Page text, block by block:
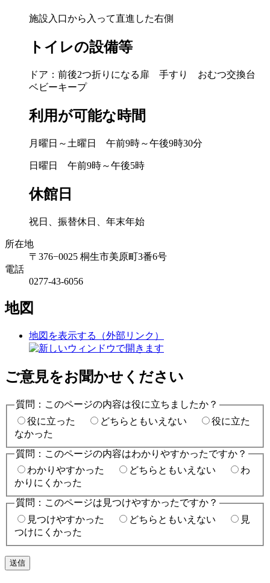
施設入口から入って直進した右側
トイレの設備等
ドア：前後2つ折りになる扉 手すり おむつ交換台
ベビーキープ
利用が可能な時間
月曜日～土曜日 午前9時～午後9時30分
日曜日 午前9時～午後5時
休館日
祝日、振替休日、年末年始
所在地
〒376−0025 桐生市美原町3番6号
電話
0277-43-6056
地図
地図を表示する （外部リンク）
ご意見をお聞かせください
質問：このページの内容は役に立ちましたか？
役に立った
どちらともいえない
役に立た
なかった
質問：このページの内容はわかりやすかったですか？
わかりやすかった
どちらともいえない
わ
かりにくかった
質問：このページは見つけやすかったですか？
見つけやすかった
どちらともいえない
見
つけにくかった
送信